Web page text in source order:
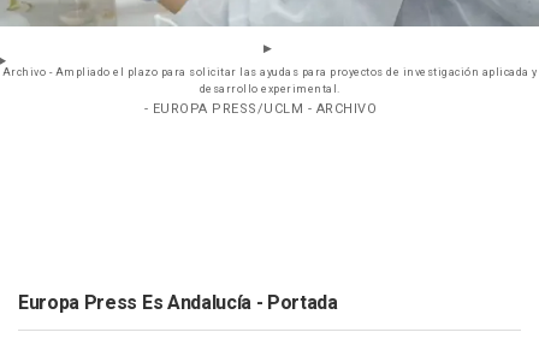
Archivo - Ampliado el plazo para solicitar las ayudas para proyectos de investigación aplicada y
desarrollo experimental.
- EUROPA PRESS/UCLM - ARCHIVO
Europa Press Es Andalucía - Portada